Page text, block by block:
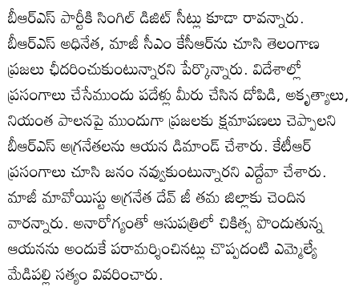
బీఆర్ఎస్ పార్టీకి సింగిల్ డిజిట్ సీట్లు కూడా రావన్నారు.
బీఆర్ఎస్ అధినేత, మాజీ సీఎం కేసీఆర్‌ను చూసి తెలంగాణ
ప్రజలు ఛీద‌రించుకుంటున్నారని పేర్కొన్నారు. విదేశాల్లో
ప్రసంగాలు చేసేముందు ప‌దేళ్లు మీరు చేసిన దోపిడి, అకృత్యాలు,
నియంత పాల‌నపై ముందుగా ప్రజలకు క్షమాపణలు చెప్పాలని
బీఆర్ఎస్ అగ్రనేతలను ఆయన డిమాండ్ చేశారు. కేటీఆర్
ప్రసంగాలు చూసి జనం న‌వ్వుకుంటున్నారని ఎద్దేవా చేశారు.
మాజీ మావోయిస్టు అగ్రనేత దేవ్ జీ తమ జిల్లాకు చెందిన
వారన్నారు. అనారోగ్యంతో ఆసుపత్రిలో చికిత్స పొందుతున్న
ఆయనను అందుకే పరామర్శించినట్లు చొప్పదంటి ఎమ్మెల్యే
మేడిపల్లి సత్యం వివరించారు.